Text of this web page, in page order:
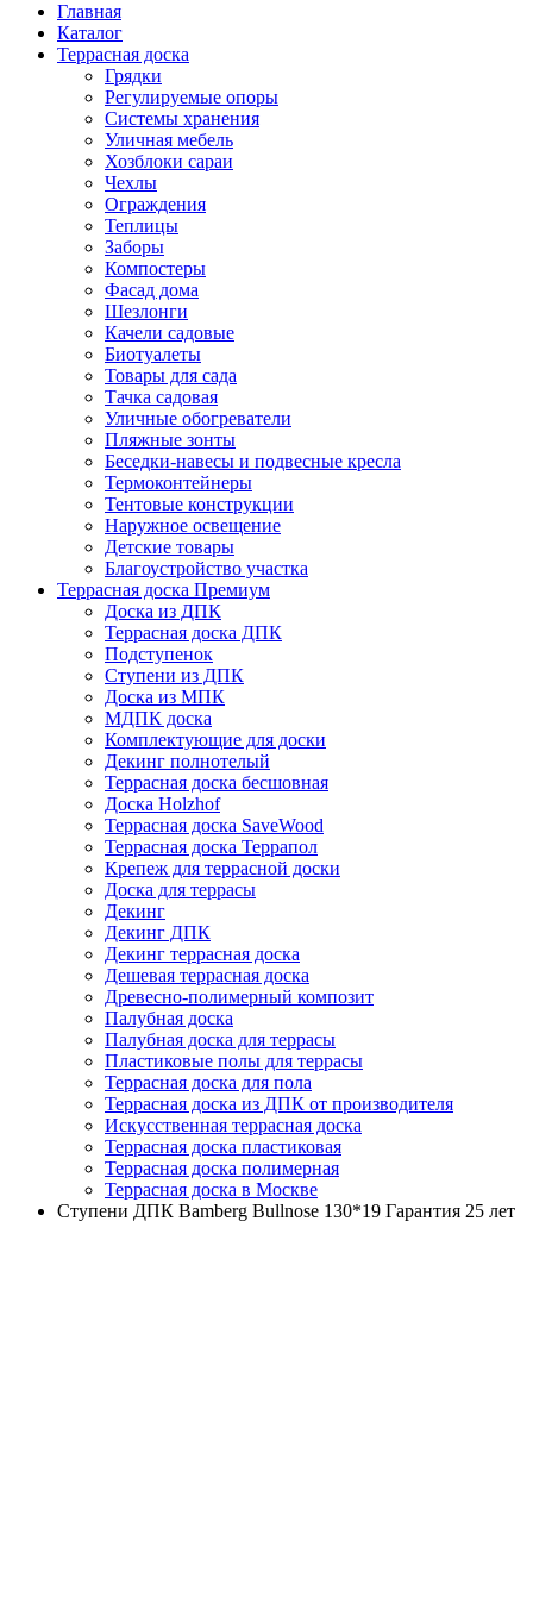
Главная
Каталог
Террасная доска
Грядки
Регулируемые опоры
Системы хранения
Уличная мебель
Хозблоки сараи
Чехлы
Ограждения
Теплицы
Заборы
Компостеры
Фасад дома
Шезлонги
Качели садовые
Биотуалеты
Товары для сада
Тачка садовая
Уличные обогреватели
Пляжные зонты
Беседки-навесы и подвесные кресла
Термоконтейнеры
Тентовые конструкции
Наружное освещение
Детские товары
Благоустройство участка
Террасная доска Премиум
Доска из ДПК
Террасная доска ДПК
Подступенок
Ступени из ДПК
Доска из МПК
МДПК доска
Комплектующие для доски
Декинг полнотелый
Террасная доска бесшовная
Доска Holzhof
Террасная доска SaveWood
Террасная доска Террапол
Крепеж для террасной доски
Доска для террасы
Декинг
Декинг ДПК
Декинг террасная доска
Дешевая террасная доска
Древесно-полимерный композит
Палубная доска
Палубная доска для террасы
Пластиковые полы для террасы
Террасная доска для пола
Террасная доска из ДПК от производителя
Искусственная террасная доска
Террасная доска пластиковая
Террасная доска полимерная
Террасная доска в Москве
Ступени ДПК Bamberg Bullnose 130*19 Гарантия 25 лет